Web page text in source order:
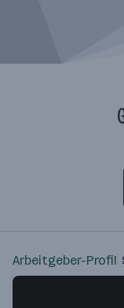
Arbeitgeber-Profil